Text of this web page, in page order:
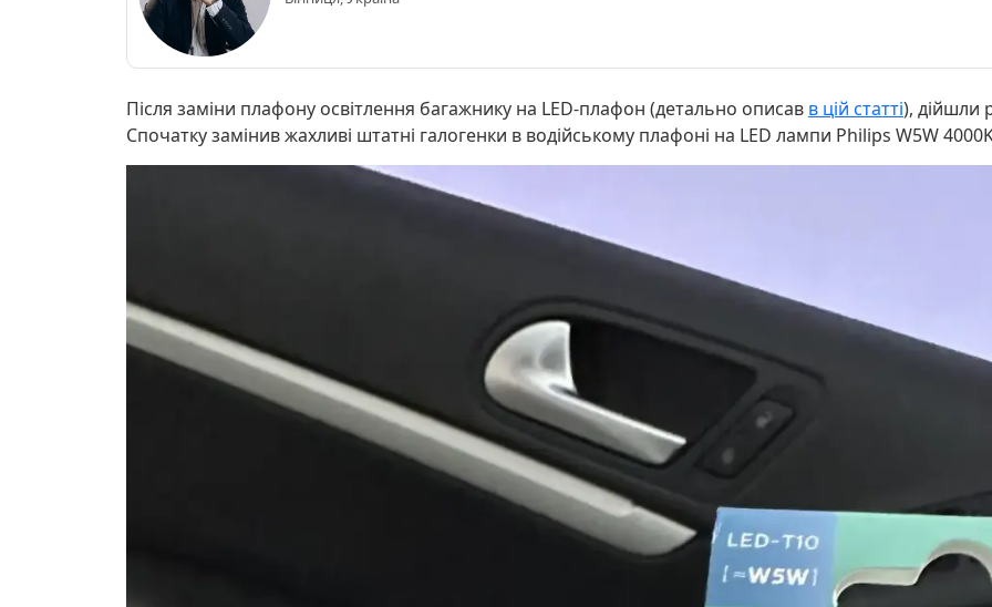
Після заміни плафону освітлення багажнику на LED-плафон (детально описав в цій статті), дійшли
Спочатку замінив жахливі штатні галогенки в водійському плафоні на LED лампи Philips W5W